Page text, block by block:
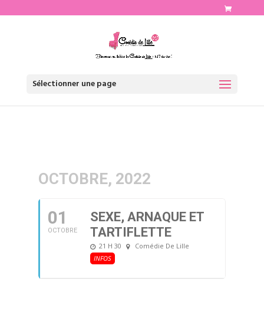
Sélectionner une page
OCTOBRE, 2022
01
OCTOBRE
SEXE, ARNAQUE ET
TARTIFLETTE
21 H 30
Comédie De Lille
INFOS